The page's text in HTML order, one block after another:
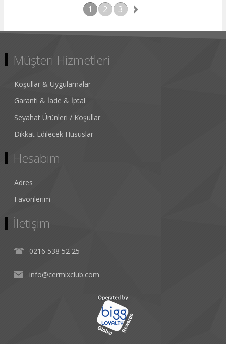
1 2 3
Müşteri Hizmetleri
Koşullar & Uygulamalar
Garanti & İade & İptal
Seyahat Ürünleri / Koşullar
Dikkat Edilecek Hususlar
Hesabım
Adres
Favorilerim
İletişim
0216 538 52 25
info@cermixclub.com